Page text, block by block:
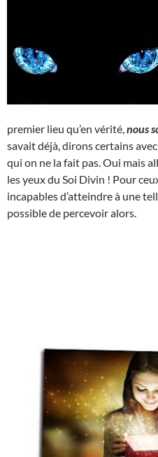
premier lieu qu’en vérité, nous
savait déjà, dirons certains
qui on ne la fait pas. Oui mais
les yeux du Soi Divin ! Pour
incapables d’atteindre à une
possible de percevoir alors.